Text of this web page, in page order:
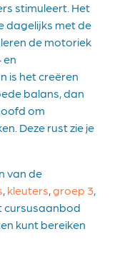
stimuleert. Het
dagelijks met de
de motoriek
en
is het creëren
balans, dan
om
Deze rust zie je
van de
, kleuters,groep 3,
cursusaanbod
kunt bereiken